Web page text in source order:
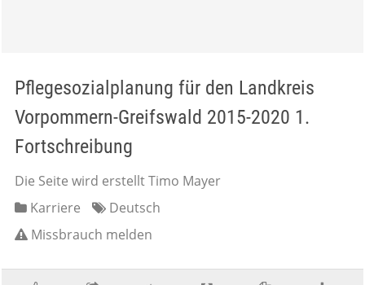
Pflegesozialplanung für den Landkreis
Vorpommern-Greifswald 2015-2020 1.
Fortschreibung
Die Seite wird erstellt Timo Mayer
Karriere
Deutsch
Missbrauch melden